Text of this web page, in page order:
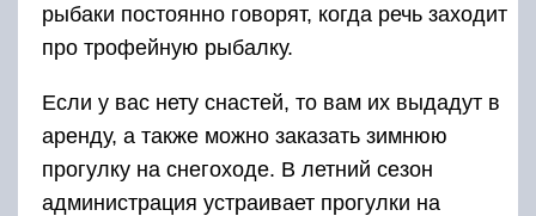
рыбаки постоянно говорят, когда речь заходит
про трофейную рыбалку.
Если у вас нету снастей, то вам их выдадут в
аренду, а также можно заказать зимнюю
прогулку на снегоходе. В летний сезон
администрация устраивает прогулки на